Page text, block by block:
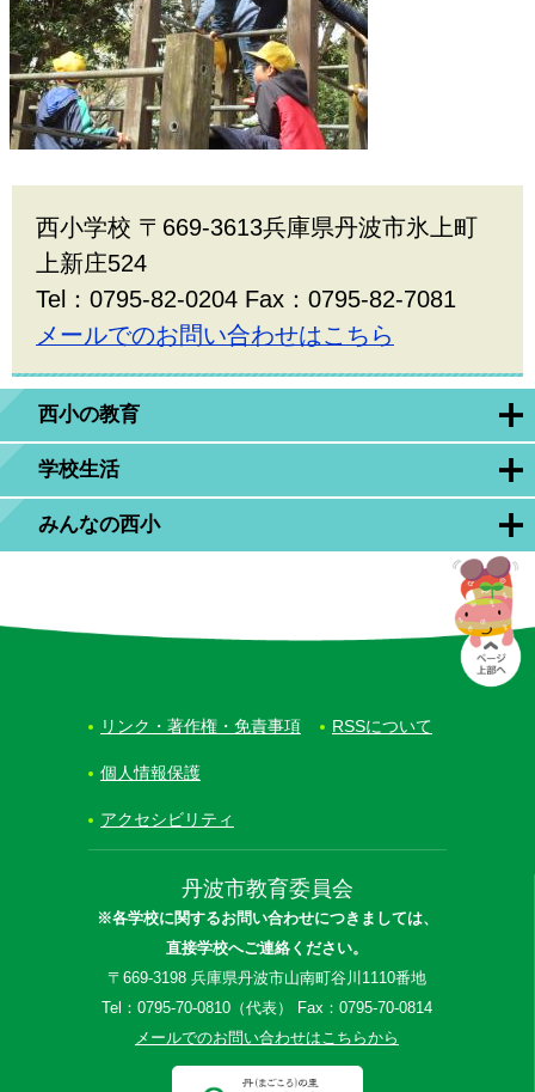
西小の教育
学校生活
みんなの西小
西小学校 〒669-3613兵庫県丹波市氷上町
上新庄524
Tel：0795-82-0204 Fax：0795-82-7081
メールでのお問い合わせはこちら
丹波市教育委員会
※各学校に関するお問い合わせにつきましては、
直接学校へご連絡ください。
〒669-3198 兵庫県丹波市山南町谷川1110番地
Tel：0795-70-0810（代表） Fax：0795-70-0814
メールでのお問い合わせはこちらから
リンク・著作権・免責事項 RSSについて
個人情報保護
アクセシビリティ